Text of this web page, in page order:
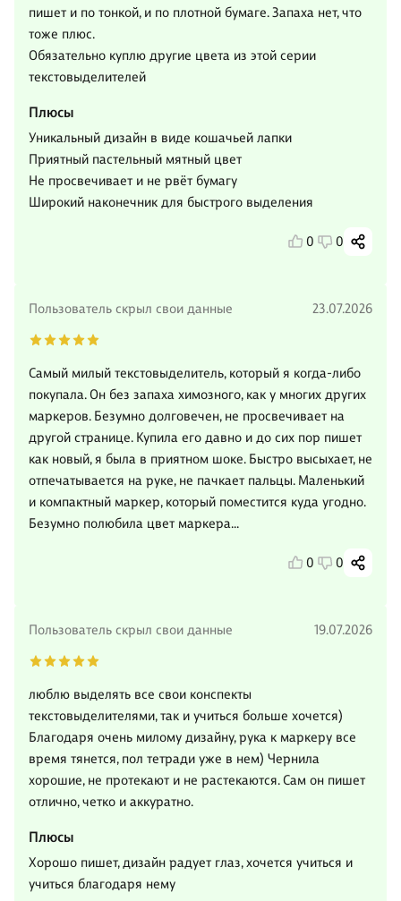
пишет и по тонкой, и по плотной бумаге. Запаха нет, что
тоже плюс.
Обязательно куплю другие цвета из этой серии
текстовыделителей
Плюсы
Уникальный дизайн в виде кошачьей лапки
Приятный пастельный мятный цвет
Не просвечивает и не рвёт бумагу
Широкий наконечник для быстрого выделения
0 0
Пользователь скрыл свои данные 23.07.2026
Самый милый текстовыделитель, который я когда-либо
покупала. Он без запаха химозного, как у многих других
маркеров. Безумно долговечен, не просвечивает на
другой странице. Купила его давно и до сих пор пишет
как новый, я была в приятном шоке. Быстро высыхает, не
отпечатывается на руке, не пачкает пальцы. Маленький
и компактный маркер, который поместится куда угодно.
Безумно полюбила цвет маркера...
0 0
Пользователь скрыл свои данные 19.07.2026
люблю выделять все свои конспекты
текстовыделителями, так и учиться больше хочется)
Благодаря очень милому дизайну, рука к маркеру все
время тянется, пол тетради уже в нем) Чернила
хорошие, не протекают и не растекаются. Сам он пишет
отлично, четко и аккуратно.
Плюсы
Хорошо пишет, дизайн радует глаз, хочется учиться и
учиться благодаря нему